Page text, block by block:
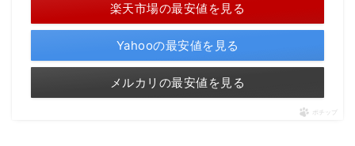
楽天市場の最安値を見る
Yahooの最安値を見る
メルカリの最安値を見る
ポチップ